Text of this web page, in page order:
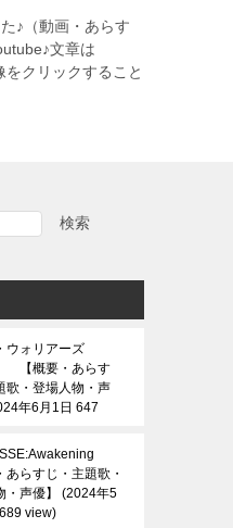
♪（動画・あらす
文章は
クリックすること
検索
ウォリアーズ
【概要・あらす
歌・登場人物・声
年6月1日 647
あらすじ・主題歌・
声優】
2024年5
view